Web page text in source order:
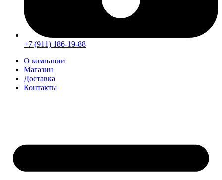
+7 (911) 186-19-88
О компании
Магазин
Доставка
Контакты